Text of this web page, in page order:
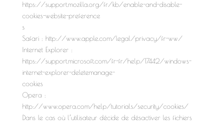
https://support.mozilla.org/fr/kb/enable-and-disable-
cookies-website-preference
s
Safari : http://www.apple.com/legal/privacy/fr-ww/
Internet Explorer :
https://support.microsoft.com/fr-fr/help/17442/windows-
internet-explorer-deletemanage-
cookies
Opera :
http://www.opera.com/help/tutorials/security/cookies/
Dans le cas où l’utilisateur décide de désactiver les fichiers